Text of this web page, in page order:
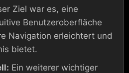
Ziel war es, eine
Benutzeroberfläche
Navigation erleichtert und
bietet.
Ein weiterer wichtiger